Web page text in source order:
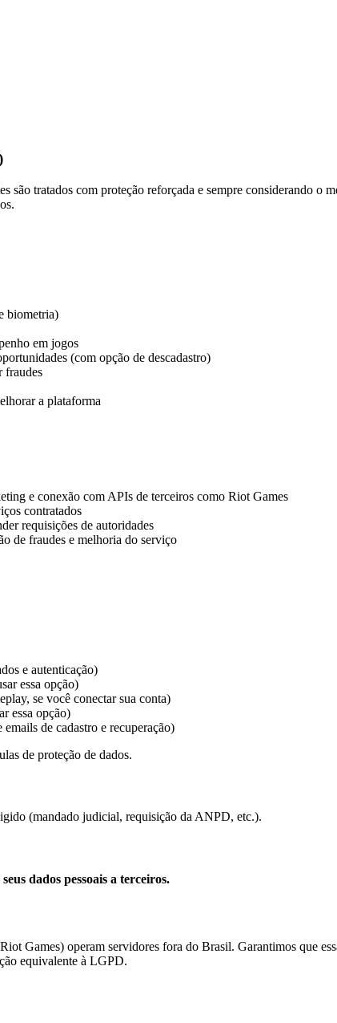
são tratados com proteção reforçada e sempre considerando o
biometria)
em jogos
(com opção de descadastro)
fraudes
a plataforma
e conexão com APIs de terceiros como Riot Games
contratados
requisições de autoridades
de fraudes e melhoria do serviço
e autenticação)
essa opção)
se você conectar sua conta)
essa opção)
emails de cadastro e recuperação)
de proteção de dados.
(mandado judicial, requisição da ANPD, etc.).
dados pessoais a terceiros.
Games) operam servidores fora do Brasil. Garantimos que
equivalente à LGPD.